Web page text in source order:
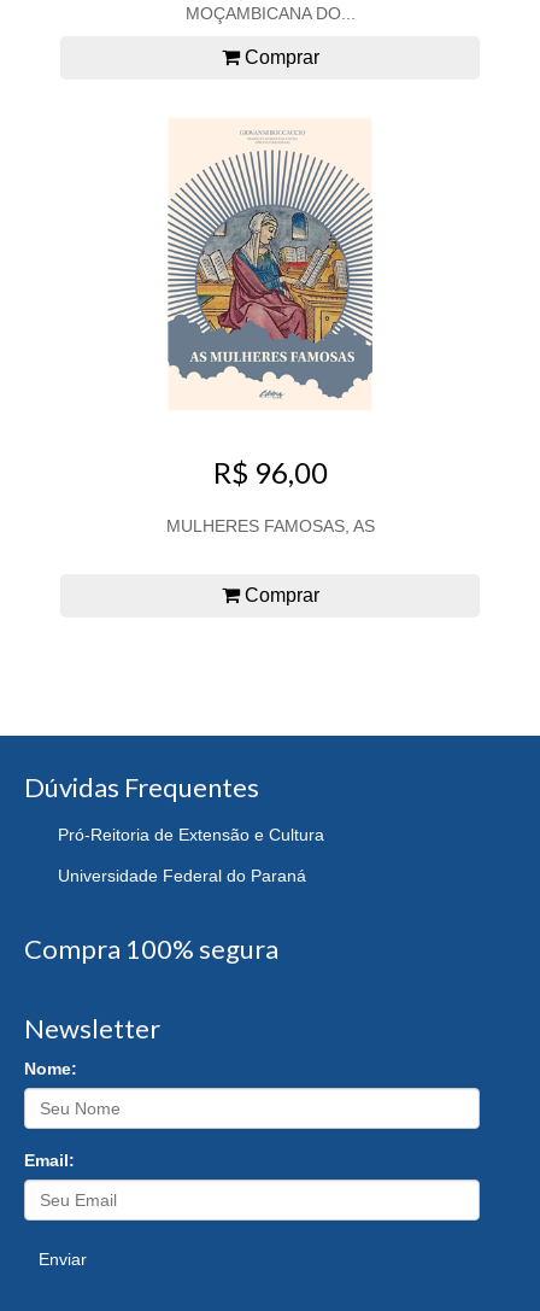
MOÇAMBICANA DO...
Comprar
R$ 96,00
MULHERES FAMOSAS, AS
Comprar
Dúvidas Frequentes
Pró-Reitoria de Extensão e Cultura
Universidade Federal do Paraná
Compra 100% segura
Newsletter
Nome:
Email:
Enviar